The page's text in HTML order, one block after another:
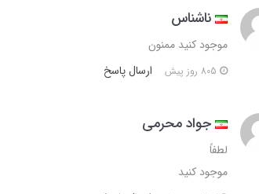
ناشناس
موجود کنید ممنون
ارسال پاسخ
جواد محرمی
لطفاً
موجود کنید